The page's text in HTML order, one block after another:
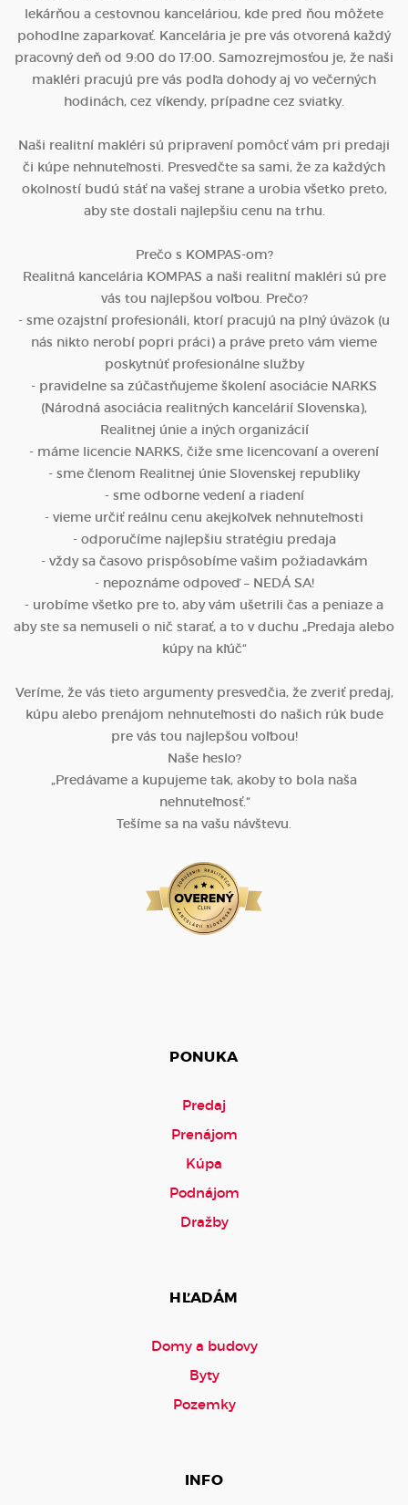
lekárňou a cestovnou kanceláriou, kde pred ňou môžete
pohodlne zaparkovať. Kancelária je pre vás otvorená každý
pracovný deň od 9:00 do 17:00. Samozrejmosťou je, že naši
makléri pracujú pre vás podľa dohody aj vo večerných
hodinách, cez víkendy, prípadne cez sviatky.
Naši realitní makléri sú pripravení pomôcť vám pri predaji
či kúpe nehnuteľnosti. Presvedčte sa sami, že za každých
okolností budú stáť na vašej strane a urobia všetko preto,
aby ste dostali najlepšiu cenu na trhu.
Prečo s KOMPAS-om?
Realitná kancelária KOMPAS a naši realitní makléri sú pre
vás tou najlepšou voľbou. Prečo?
- sme ozajstní profesionáli, ktorí pracujú na plný úväzok (u
nás nikto nerobí popri práci) a práve preto vám vieme
poskytnúť profesionálne služby
- pravidelne sa zúčastňujeme školení asociácie NARKS
(Národná asociácia realitných kancelárií Slovenska),
Realitnej únie a iných organizácií
- máme licencie NARKS, čiže sme licencovaní a overení
- sme členom Realitnej únie Slovenskej republiky
- sme odborne vedení a riadení
- vieme určiť reálnu cenu akejkoľvek nehnuteľnosti
- odporučíme najlepšiu stratégiu predaja
- vždy sa časovo prispôsobíme vašim požiadavkám
- nepoznáme odpoveď – NEDÁ SA!
- urobíme všetko pre to, aby vám ušetrili čas a peniaze a
aby ste sa nemuseli o nič starať, a to v duchu „Predaja alebo
kúpy na kľúč“
Veríme, že vás tieto argumenty presvedčia, že zveriť predaj,
kúpu alebo prenájom nehnuteľnosti do našich rúk bude
pre vás tou najlepšou voľbou!
Naše heslo?
„Predávame a kupujeme tak, akoby to bola naša
nehnuteľnosť.“
Tešíme sa na vašu návštevu.
PONUKA
Predaj
Prenájom
Kúpa
Podnájom
Dražby
HĽADÁM
Domy a budovy
Byty
Pozemky
INFO